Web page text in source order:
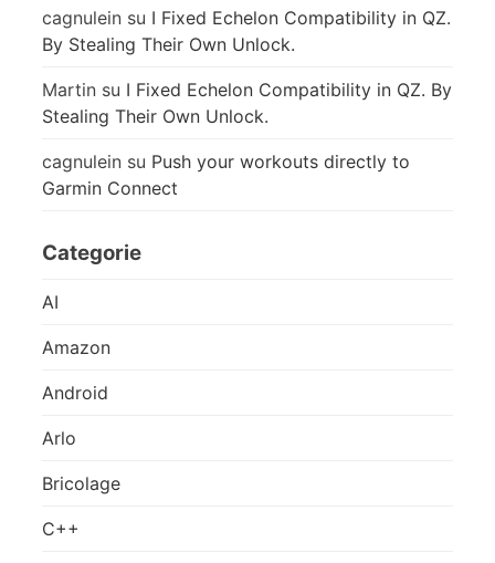
cagnulein su I Fixed Echelon Compatibility in QZ.
By Stealing Their Own Unlock.
Martin su I Fixed Echelon Compatibility in QZ. By
Stealing Their Own Unlock.
cagnulein su Push your workouts directly to
Garmin Connect
Categorie
AI
Amazon
Android
Arlo
Bricolage
C++